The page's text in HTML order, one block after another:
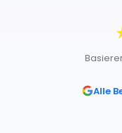
Alle